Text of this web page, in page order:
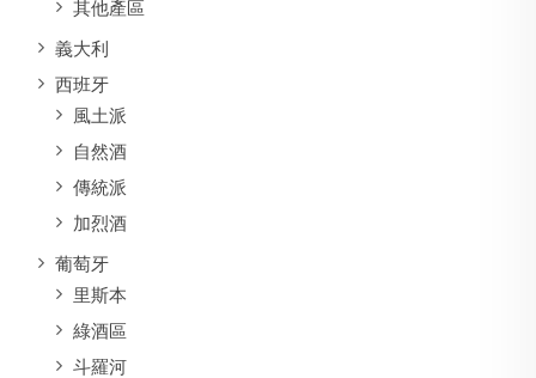
其他產區
義大利
西班牙
風土派
自然酒
傳統派
加烈酒
葡萄牙
里斯本
綠酒區
斗羅河